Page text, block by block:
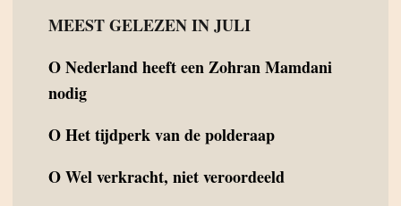
MEEST GELEZEN IN JULI
ONederland heeft een Zohran Mamdani
nodig
OHet tijdperk van de polderaap
OWel verkracht, niet veroordeeld